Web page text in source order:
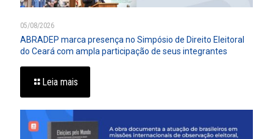
05/08/2026
ABRADEP marca presença no Simpósio de Direito Eleitoral
do Ceará com ampla participação de seus integrantes
Leia mais